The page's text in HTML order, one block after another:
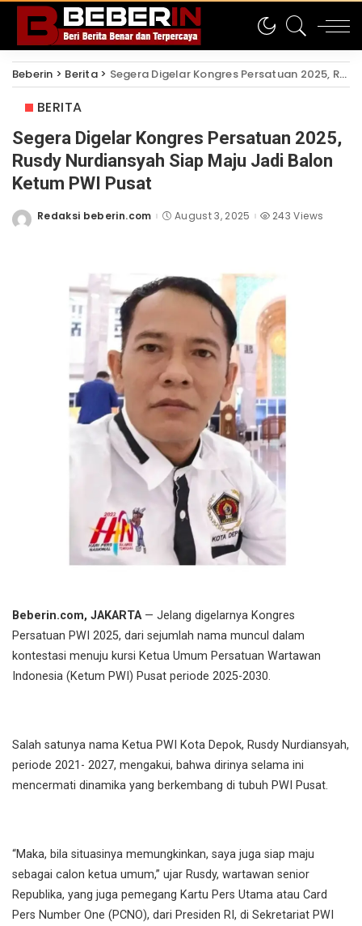
Beberin > Berita> Segera Digelar Kongres Persatuan 2025, Rusdy Nurdiansyah Siap Maju Jadi Balon Ketum PWI Pusat
BERITA
Segera Digelar Kongres Persatuan 2025,
Rusdy Nurdiansyah Siap Maju Jadi Balon
Ketum PWI Pusat
Posted
Redaksi beberin.com August 3, 2025 243 Views
Beberin.com, JAKARTA— Jelang digelarnya Kongres
Persatuan PWI 2025, dari sejumlah nama muncul dalam
kontestasi menuju kursi Ketua Umum Persatuan Wartawan
Indonesia (Ketum PWI) Pusat periode 2025-2030.
Salah satunya nama Ketua PWI Kota Depok, Rusdy Nurdiansyah,
periode 2021- 2027, mengakui, bahwa dirinya selama ini
mencermati dinamika yang berkembang di tubuh PWI Pusat.
“Maka, bila situasinya memungkinkan, saya juga siap maju
sebagai calon ketua umum,” ujar Rusdy, wartawan senior
Republika, yang juga pemegang Kartu Pers Utama atau Card
Pers Number One (PCNO), dari Presiden RI, di Sekretariat PWI